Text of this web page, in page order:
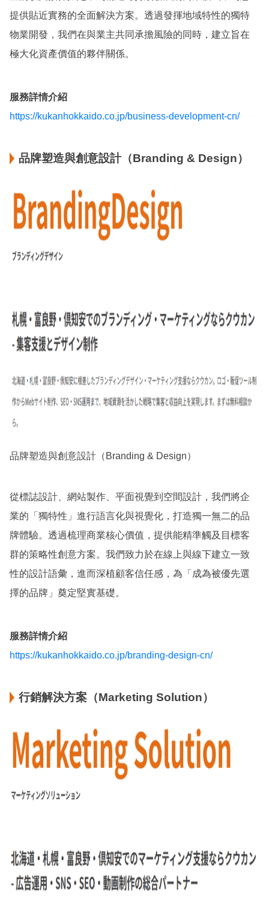
提供貼近實務的全面解決方案。透過發揮地域特性的獨特
物業開發，我們在與業主共同承擔風險的同時，建立旨在
極大化資產價值的夥伴關係。
服務詳情介紹
https://kukanhokkaido.co.jp/business-development-cn/
品牌塑造與創意設計（Branding & Design）
品牌塑造與創意設計（Branding & Design）
從標誌設計、網站製作、平面視覺到空間設計，我們將企
業的「獨特性」進行語言化與視覺化，打造獨一無二的品
牌體驗。透過梳理商業核心價值，提供能精準觸及目標客
群的策略性創意方案。我們致力於在線上與線下建立一致
性的設計語彙，進而深植顧客信任感，為「成為被優先選
擇的品牌」奠定堅實基礎。
服務詳情介紹
https://kukanhokkaido.co.jp/branding-design-cn/
行銷解決方案（Marketing Solution）